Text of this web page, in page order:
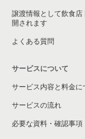
譲渡情報として飲食店
開されます
よくある質問
サービスについて
サービス内容と料金に
サービスの流れ
必要な資料・確認事項